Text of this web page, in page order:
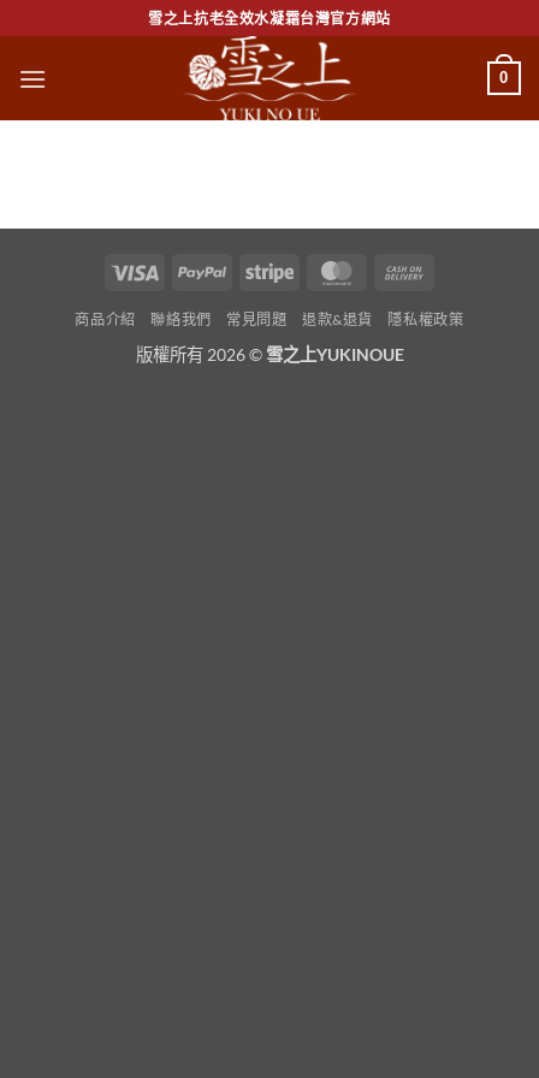
to
content
雪之上抗老全效水凝霜台灣官方網站
0
Visa PayPal Stripe MasterCard
Delivery
商品介紹 聯絡我們 常見問題 退款&退貨 隱私權政策
版權所有 2026 © 雪之上YUKINOUE